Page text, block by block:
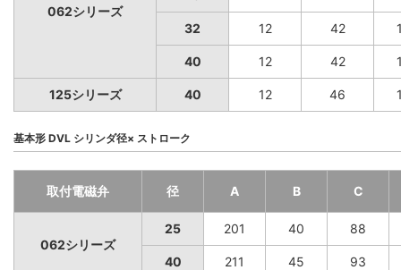
062シリーズ
32 12 42
40 12 42
125シリーズ 40 12 46
基本形 DVL シリンダ径× ストローク
取付電磁弁 径 A B C
062シリーズ
25 201 40 88
40 211 45 93